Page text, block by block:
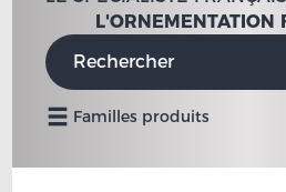
L'ORNEMENTATION
Familles produits